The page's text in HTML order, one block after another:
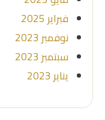
فبراير 2025
نوفمبر 2023
سبتمبر 2023
يناير 2023